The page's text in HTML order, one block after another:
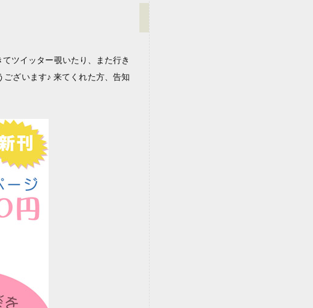
ツイッター覗いたり、また行き
ざいます♪ 来てくれた方、告知